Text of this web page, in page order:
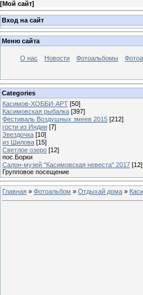
[Мой сайт]
Вход на сайт
Меню сайта
О нас Новости Фотоальбомы
Categories
Касимов-ХОББИ-АРТ [50]
Касимовская рыбалка [397]
Фестиваль Воздушных змеев 2015 [212]
гости из Индии [7]
Звездочка [10]
из Шилова [15]
Светлое озеро [12]
пос.Борки
Салон-музей "Касимовская невеста" 2017 [12]
Групповое посещение
Главная » Фотоальбом » Отдыхай дома »